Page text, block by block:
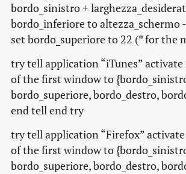
bordo_sinistro +
bordo_inferiore to altezza_schermo
set bordo_superiore to 22 (* for the
try tell application “iTunes” activate
of the first window to
bordo_superiore, bordo_destro,
end tell end try
try tell application “Firefox”
of the first window to
bordo_superiore, bordo_destro,